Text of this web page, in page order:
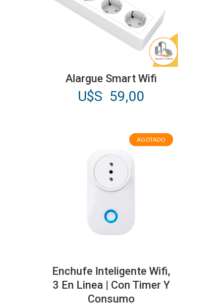
Alargue Smart Wifi
U$S 59,00
AGOTADO
AGOTADO
Enchufe Inteligente Wifi,
3 En Linea | Con Timer Y
Consumo